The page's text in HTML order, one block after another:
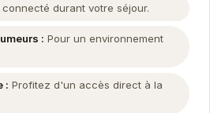
connecté durant votre séjour.
: Pour un environnement
: Profitez d'un accès direct à la